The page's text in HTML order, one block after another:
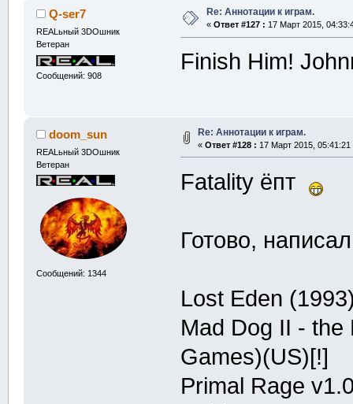
Q-ser7
REALьный 3DOшник
Ветеран
Сообщений: 908
Re: Аннотации к играм.
« Ответ #127 : 17 Март 2015,
Finish Him!
doom_sun
REALьный 3DOшник
Ветеран
Сообщений: 1344
Re: Аннотации к играм.
« Ответ #128 : 17 Март 2015, 05:41:21
Fatality ёпт
Готово,
Lost Eden
Mad Dog II -
Games)(US)[!]
Primal Rage